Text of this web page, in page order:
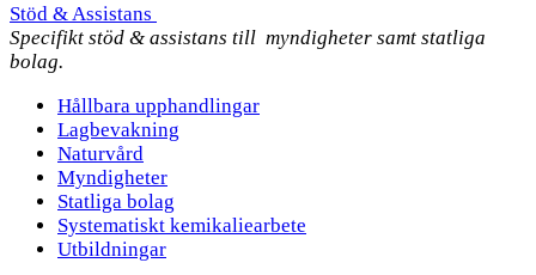
Stöd & Assistans
Specifikt stöd & assistans till myndigheter samt statliga
bolag.
Hållbara upphandlingar
Lagbevakning
Naturvård
Myndigheter
Statliga bolag
Systematiskt kemikaliearbete
Utbildningar